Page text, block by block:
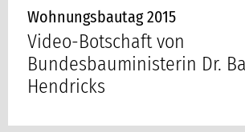
Wohnungsbautag 2015
Video-Botschaft von
Bundesbauministerin Dr.
Hendricks